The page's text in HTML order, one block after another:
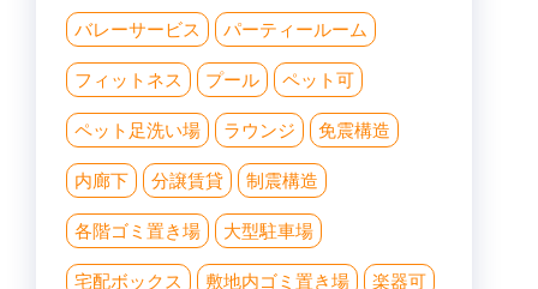
バレーサービス パーティールーム
フィットネス プール ペット可
ペット足洗い場 ラウンジ 免震構造
内廊下 分譲賃貸 制震構造
各階ゴミ置き場 大型駐車場
宅配ボックス 敷地内ゴミ置き場 楽器可